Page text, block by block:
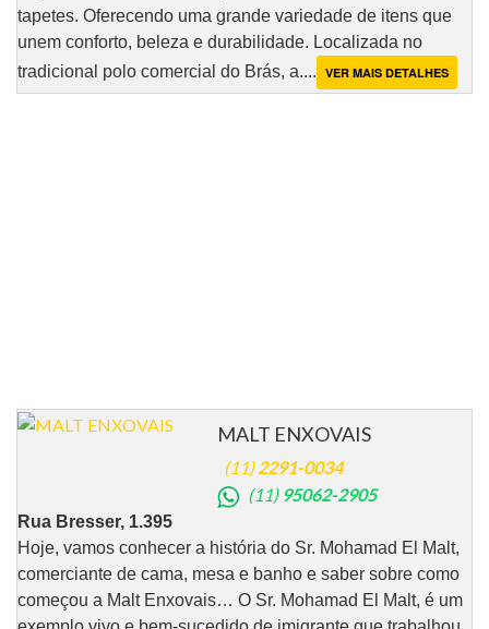
tapetes. Oferecendo uma grande variedade de itens que
unem conforto, beleza e durabilidade. Localizada no
tradicional polo comercial do Brás, a.... VER MAIS DETALHES
MALT ENXOVAIS
(11)2291-0034
(11) 95062-2905
Rua Bresser, 1.395
Hoje, vamos conhecer a história do Sr. Mohamad El Malt,
comerciante de cama, mesa e banho e saber sobre como
começou a Malt Enxovais… O Sr. Mohamad El Malt, é um